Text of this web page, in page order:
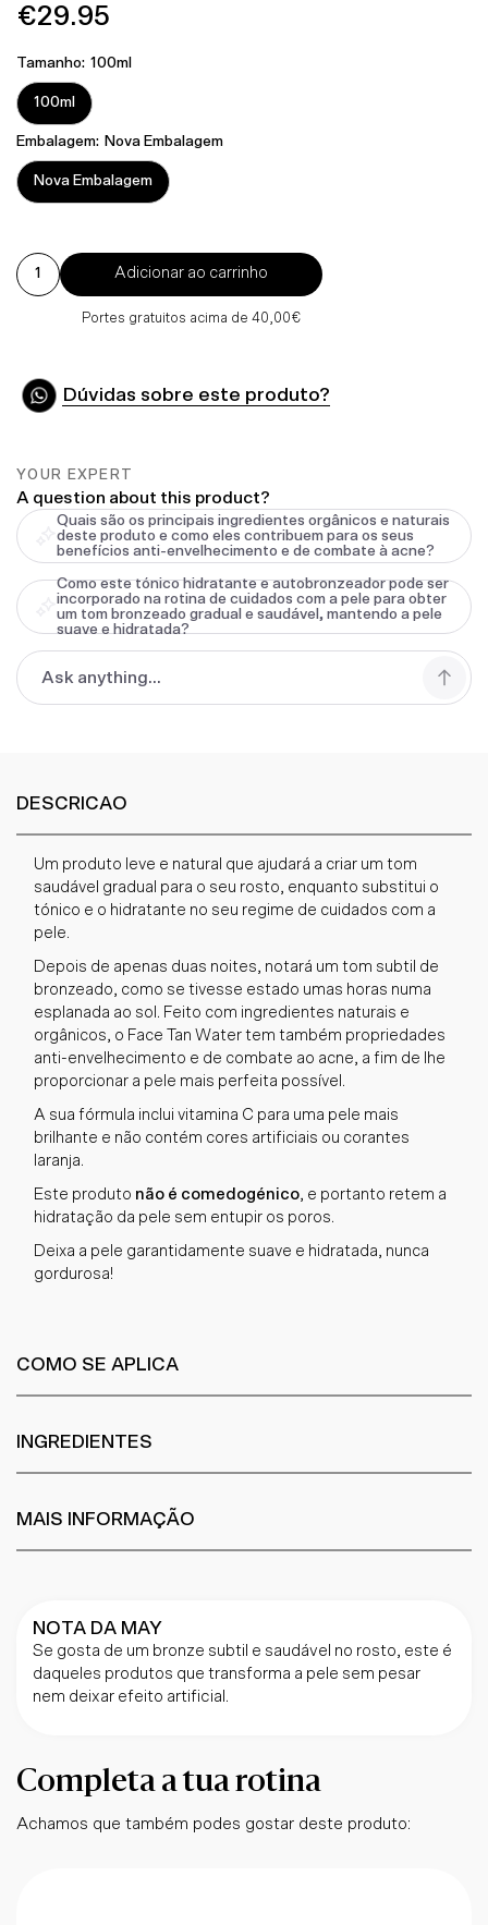
Preço
€29.95
Tamanho: 100ml
100ml
Embalagem: Nova Embalagem
Nova Embalagem
Adicionar ao carrinho
Portes gratuitos acima de 40,00€
Dúvidas sobre este produto?
YOUR EXPERT
A question about this product?
Quais são os principais ingredientes orgânicos e naturais
deste produto e como eles contribuem para os seus
benefícios anti-envelhecimento e de combate à acne?
Como este tónico hidratante e autobronzeador pode ser
incorporado na rotina de cuidados com a pele para obter
um tom bronzeado gradual e saudável, mantendo a pele
suave e hidratada?
DESCRICAO
Um produto leve e natural que ajudará a criar um tom
saudável gradual para o seu rosto, enquanto substitui o
tónico e o hidratante no seu regime de cuidados com a
pele.
Depois de apenas duas noites, notará um tom subtil de
bronzeado, como se tivesse estado umas horas numa
esplanada ao sol. Feito com ingredientes naturais e
orgânicos, o Face Tan Water tem também propriedades
anti-envelhecimento e de combate ao acne, a fim de lhe
proporcionar a pele mais perfeita possível.
A sua fórmula inclui vitamina C para uma pele mais
brilhante e não contém cores artificiais ou corantes
laranja.
Este produto não é comedogénico, e portanto retem a
hidratação da pele sem entupir os poros.
Deixa a pele garantidamente suave e hidratada, nunca
gordurosa!
COMO SE APLICA
INGREDIENTES
MAIS INFORMAÇÃO
NOTA DA MAY
Se gosta de um bronze subtil e saudável no rosto, este é
daqueles produtos que transforma a pele sem pesar
nem deixar efeito artificial.
Completa a tua rotina
Achamos que também podes gostar deste produto: